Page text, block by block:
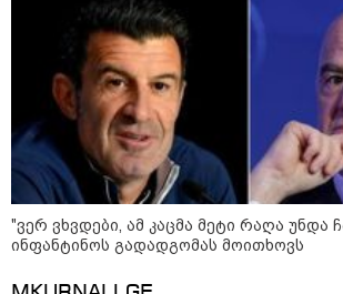
"დღეს
მატარებლით,
სიჩქარით
ბათუმამდე
იყო 5,5 საათი და ახლა
საათამდე
ირაკლი
15:17 / 06-08-2026
შემოსავლების
გავრცელებულ
პასუხობენ
"ვერ ვხვდები, ამ კაცმა მეტი რაღა უნდა
ინფანტინოს გადადგომას მოითხოვს